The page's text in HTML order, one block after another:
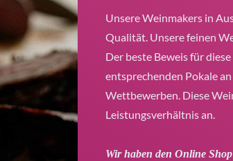
Unsere Weinmakers in
Qualität. Unsere feinen
Der beste Beweis für
entsprechenden Pokale
Wettbewerben. Diese
Leistungsverhältnis an.
Wir haben den Online